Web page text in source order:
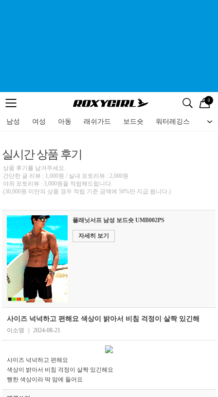
메뉴 검색
로고 0
남성 여성 아동 래쉬가드 보드숏 워터레깅스 비
메뉴
실시간 상품 후기
상품 후기를 남겨주세요.
간단한 글 리뷰 : 1,000원 / 실내 포토리뷰 : 2,000원
야외 포토리뷰 : 3,000원을 적립해드립니다.
(30,000원 미만의 상품 경우 적립 기준 금액에 50%만 지급 됩니다.)
플래닛서프 남성 보드숏 UMB002PS
자세히 보기
사이즈 넉넉하고 편해요 색상이 밝아서 비침 걱정이 살짝 있긴해
이소영 2024-08-21
사이즈 넉넉하고 편해요
색상이 밝아서 비침 걱정이 살짝 있긴해요
쨍한 색상이라 딱 맘에 들어요